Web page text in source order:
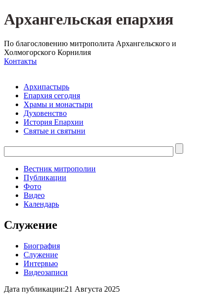
Архангельская епархия
По благословению митрополита Архангельского и
Холмогорского Корнилия
Контакты
Архипастырь
Епархия сегодня
Храмы и монастыри
Духовенство
История Епархии
Святые и святыни
Вестник митрополии
Публикации
Фото
Видео
Календарь
Служение
Биография
Служение
Интервью
Видеозаписи
Дата публикации:21 Августа 2025